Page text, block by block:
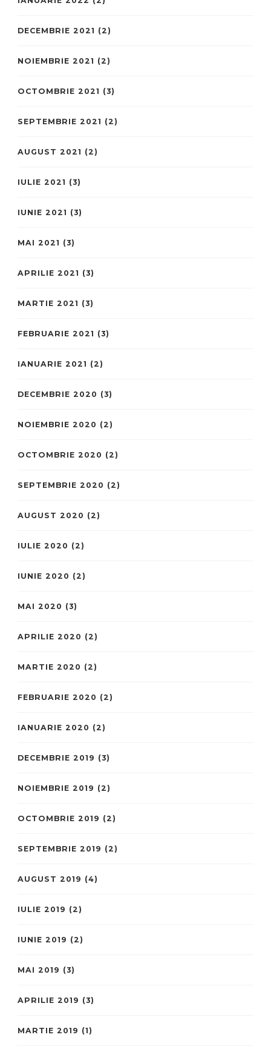
DECEMBRIE 2021 (2)
NOIEMBRIE 2021 (2)
OCTOMBRIE 2021 (3)
SEPTEMBRIE 2021 (2)
AUGUST 2021 (2)
IULIE 2021 (3)
IUNIE 2021 (3)
MAI 2021 (3)
APRILIE 2021 (3)
MARTIE 2021 (3)
FEBRUARIE 2021 (3)
IANUARIE 2021 (2)
DECEMBRIE 2020 (3)
NOIEMBRIE 2020 (2)
OCTOMBRIE 2020 (2)
SEPTEMBRIE 2020 (2)
AUGUST 2020 (2)
IULIE 2020 (2)
IUNIE 2020 (2)
MAI 2020 (3)
APRILIE 2020 (2)
MARTIE 2020 (2)
FEBRUARIE 2020 (2)
IANUARIE 2020 (2)
DECEMBRIE 2019 (3)
NOIEMBRIE 2019 (2)
OCTOMBRIE 2019 (2)
SEPTEMBRIE 2019 (2)
AUGUST 2019 (4)
IULIE 2019 (2)
IUNIE 2019 (2)
MAI 2019 (3)
APRILIE 2019 (3)
MARTIE 2019 (1)